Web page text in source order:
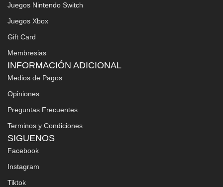
Juegos Nintendo Switch
Juegos Xbox
Gift Card
Membresias
INFORMACIÓN ADICIONAL
Medios de Pagos
Opiniones
Preguntas Frecuentes
Terminos y Condiciones
SIGUENOS
Facebook
Instagram
Tiktok